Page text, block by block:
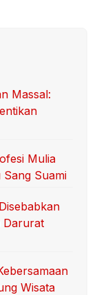
Massal:
Mulia
Suami
Darurat
Wisata